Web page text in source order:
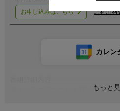
お申し込みはこちら ご利用料
もっと
カレン
新人公演主演コンビを迎え東京宝